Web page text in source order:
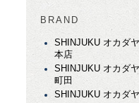
BRAND
SHINJUKU オカダヤ
本店
SHINJUKU オカダヤ
町田
SHINJUKU オカダヤ